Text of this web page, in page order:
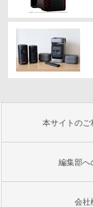
本サイトのご
編集部へ
会社